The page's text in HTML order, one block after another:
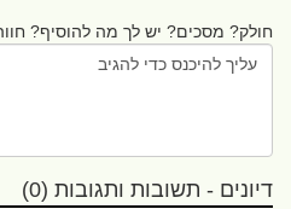
חולק? מסכים? יש לך מה להוסיף? חווה
דיונים - תשובות ותגובות (0)